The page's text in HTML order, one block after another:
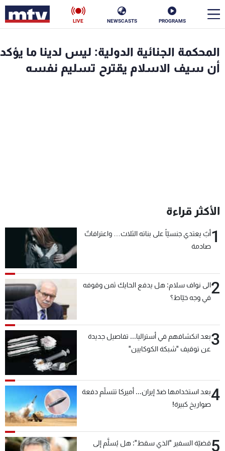
PROGRAMS
NEWSCASTS
LIVE
المحكمة الجنائية الدولية: ليس لدينا ما يؤكد
أن سيف الاسلام يقترح تسليم نفسه
الأكثر قراءة
1أبٌ يعتدي جنسيّاً على بناته الثلاث… واعترافاتٌ
صادمة
2الى نواف سلام: هل يدفع الحايك ثمن وقوفه
في وجه خيّاط؟
3بعد انكشافهم في أستراليا... تفاصيل جديدة
عن توقيف "شبكة الكوكايين"
4بعد استخدامها ضدّ إيران... أميركا تتسلّم دفعة
صواريخ كبيرة!
5قضيّة السفير "الذي سقط": هل يُسلَّم إلى
الأخبار
البرامج
شاهد البرامج
الترددات
عن MTV
الإنـتـاج
لاعلاناتكم
وظائف